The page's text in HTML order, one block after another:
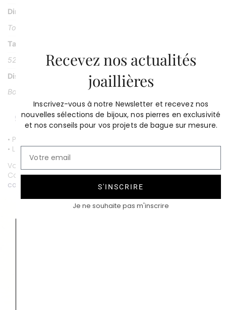
Dimensions
Tourmaline : 6.0 X 3.7
Taille
52
Disponibilité
Boutique Paris 17e
• Paiement par CB entièrement sécurisé.
• Livraison gratuite.
Vous souhaitez personnaliser ce bijou ?
Contactez-nous au01 53 81 69 08
contact@compagniedesgemmes.com
Recevez nos actualités
joaillières
Inscrivez-vous à notre Newsletter et recevez nos
nouvelles sélections de bijoux, nos pierres en exclusivité
et nos conseils pour vos projets de bague sur mesure.
S'INSCRIRE
Je ne souhaite pas m'inscrire